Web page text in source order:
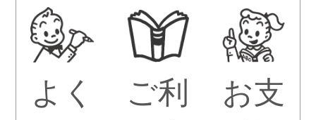
よく
ご利
お支